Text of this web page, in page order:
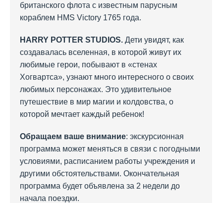
британского флота с известным парусным
кораблем HMS Victory 1765 года.
HARRY POTTER STUDIOS. Дети увидят, как
создавалась вселенная, в которой живут их
любимые герои, побывают в «стенах
Хогвартса», узнают много интересного о своих
любимых персонажах. Это удивительное
путешествие в мир магии и колдовства, о
которой мечтает каждый ребенок!
Обращаем ваше внимание: экскурсионная
программа может меняться в связи с погодными
условиями, расписанием работы учреждения и
другими обстоятельствами. Окончательная
программа будет объявлена за 2 недели до
начала поездки.